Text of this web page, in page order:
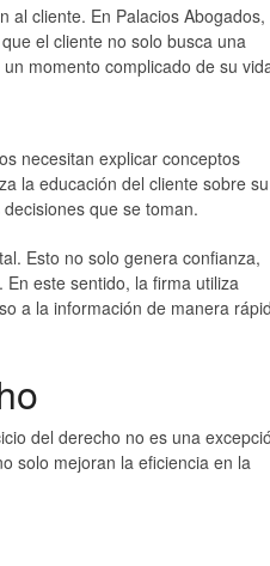
al cliente. En Palacios Abogados,
el cliente no solo busca una
momento complicado de su
necesitan explicar conceptos
la educación del cliente sobre su
que se toman.
Esto no solo genera confianza,
este sentido, la firma utiliza
a la información de manera
del derecho no es una
solo mejoran la eficiencia en la